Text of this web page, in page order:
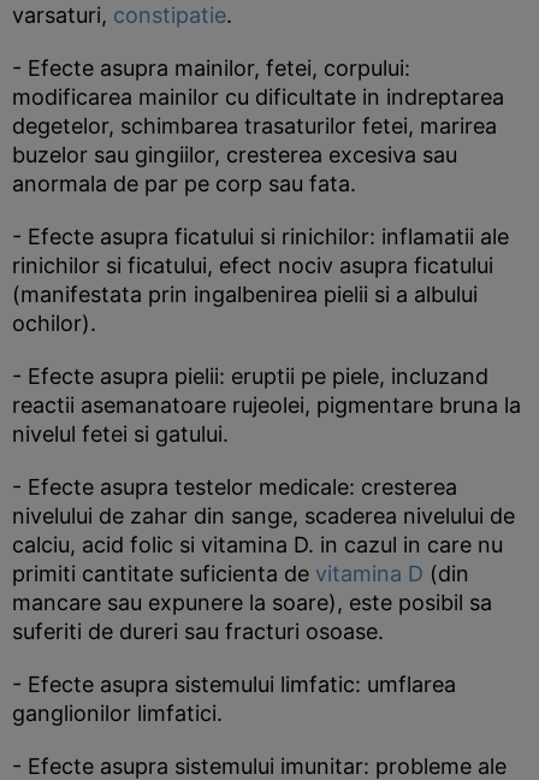
varsaturi, constipatie.
- Efecte asupra mainilor, fetei, corpului:
modificarea mainilor cu dificultate in indreptarea
degetelor, schimbarea trasaturilor fetei, marirea
buzelor sau gingiilor, cresterea excesiva sau
anormala de par pe corp sau fata.
- Efecte asupra ficatului si rinichilor: inflamatii ale
rinichilor si ficatului, efect nociv asupra ficatului
(manifestata prin ingalbenirea pielii si a albului
ochilor).
- Efecte asupra pielii: eruptii pe piele, incluzand
reactii asemanatoare rujeolei, pigmentare bruna la
nivelul fetei si gatului.
- Efecte asupra testelor medicale: cresterea
nivelului de zahar din sange, scaderea nivelului de
calciu, acid folic si vitamina D. in cazul in care nu
primiti cantitate suficienta de vitamina D (din
mancare sau expunere la soare), este posibil sa
suferiti de dureri sau fracturi osoase.
- Efecte asupra sistemului limfatic: umflarea
ganglionilor limfatici.
- Efecte asupra sistemului imunitar: probleme ale